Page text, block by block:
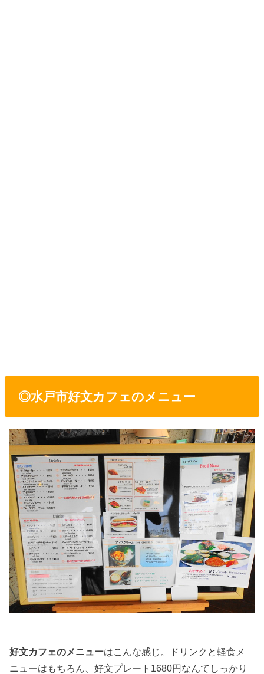
◎水戸市好文カフェのメニュー
好文カフェのメニューはこんな感じ。ドリンクと軽食メ
ニューはもちろん、好文プレート1680円なんてしっかり